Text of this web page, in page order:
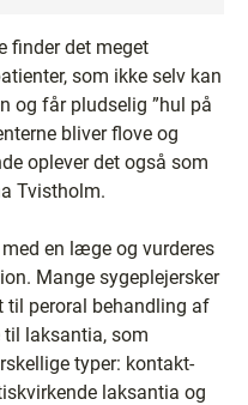
finder det meget
som ikke selv kan
og får pludselig ”hul på
bliver flove og
oplever det også som
Tvistholm.
en læge og vurderes
Mange sygeplejersker
til peroral behandling af
laksantia, som
typer: kontakt-
laksantia og